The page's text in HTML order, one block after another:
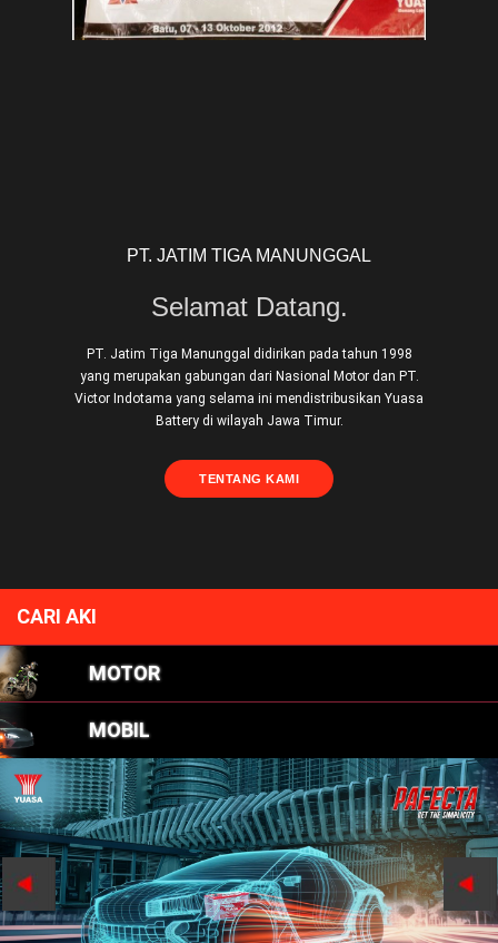
PT. JATIM TIGA MANUNGGAL
Selamat Datang.
PT. Jatim Tiga Manunggal didirikan pada tahun 1998
yang merupakan gabungan dari Nasional Motor dan PT.
Victor Indotama yang selama ini mendistribusikan Yuasa
Battery di wilayah Jawa Timur.
TENTANG KAMI
CARI AKI
MOTOR
MOBIL